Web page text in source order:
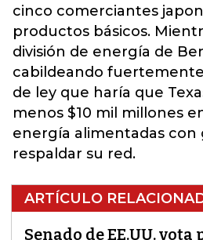
cinco comerciantes
productos básicos.
división de energía de
cabildeando
de ley que haría que
menos $10 mil millones
energía alimentadas con
respaldar su red.
ARTÍCULO
Senado de EE.UU.